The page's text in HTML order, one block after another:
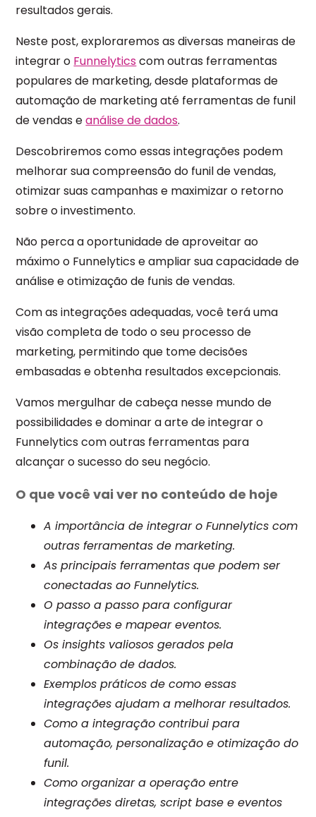
resultados gerais.
Neste post, exploraremos as diversas maneiras de
integrar o Funnelytics com outras ferramentas
populares de marketing, desde plataformas de
automação de marketing até ferramentas de funil
de vendas eanálise de dados.
Descobriremos como essas integrações podem
melhorar sua compreensão do funil de vendas,
otimizar suas campanhas e maximizar o retorno
sobre o investimento.
Não perca a oportunidade de aproveitar ao
máximo o Funnelytics e ampliar sua capacidade de
análise e otimização de funis de vendas.
Com as integrações adequadas, você terá uma
visão completa de todo o seu processo de
marketing, permitindo que tome decisões
embasadas e obtenha resultados excepcionais.
Vamos mergulhar de cabeça nesse mundo de
possibilidades e dominar a arte de integrar o
Funnelytics com outras ferramentas para
alcançar o sucesso do seu negócio.
O que você vai ver no conteúdo de hoje
A importância de integrar o Funnelytics com
outras ferramentas de marketing.
As principais ferramentas que podem ser
conectadas ao Funnelytics.
O passo a passo para configurar
integrações e mapear eventos.
Os insights valiosos gerados pela
combinação de dados.
Exemplos práticos de como essas
integrações ajudam a melhorar resultados.
Como a integração contribui para
automação, personalização e otimização do
funil.
Como organizar a operação entre
integrações diretas, script base e eventos